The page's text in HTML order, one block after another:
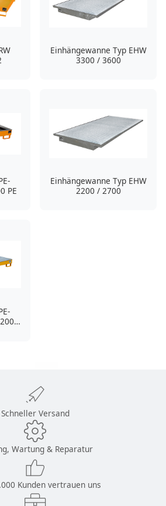
Einhängewanne Typ EHW
3300 / 3600
PE
Einhängewanne Typ EHW
2200 / 2700
1
Schneller Versand
Wartung & Reparatur
Kunden vertrauen uns